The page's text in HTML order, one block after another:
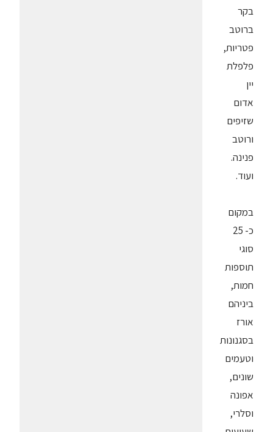
בקר
ברוטב
פטריות,
פלפלת
יין
אדום
שזיפים
ורוטב
פנינה.
ועוד.
במקום
כ- 25
סוגי
תוספות
חמות,
ביניהם
אורז
בסגנונות
וטעמים
שונים,
אפונה
וסלרי,